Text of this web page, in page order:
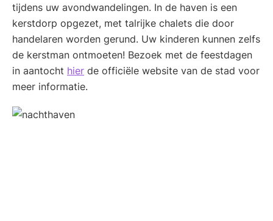
tijdens uw avondwandelingen. In de haven is een
kerstdorp opgezet, met talrijke chalets die door
handelaren worden gerund. Uw kinderen kunnen zelfs
de kerstman ontmoeten! Bezoek met de feestdagen
in aantocht hier de officiële website van de stad voor
meer informatie.